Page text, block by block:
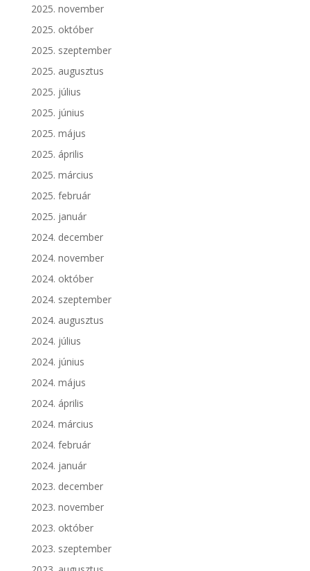
2025. november
2025. október
2025. szeptember
2025. augusztus
2025. július
2025. június
2025. május
2025. április
2025. március
2025. február
2025. január
2024. december
2024. november
2024. október
2024. szeptember
2024. augusztus
2024. július
2024. június
2024. május
2024. április
2024. március
2024. február
2024. január
2023. december
2023. november
2023. október
2023. szeptember